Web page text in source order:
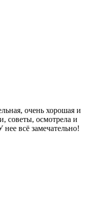
очень хорошая и
советы, осмотрела и
всё замечательно!